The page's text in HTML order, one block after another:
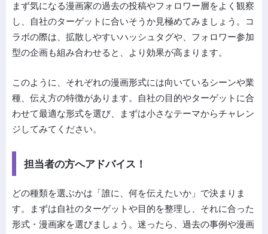
まず気になる漫画家の過去の投稿やフォロワー層をよく観察
し、自社のターゲットに合いそうか見極めてみましょう。コ
ラボの際は、拡散しやすいハッシュタグや、フォロワー参加
型の企画も組み合わせると、より効果が高まります。
このように、それぞれの漫画形式には向いているシーンや業
種、伝え方の特徴があります。自社の目的やターゲットに合
わせて最適な形式を選び、まずは小さなテーマからチャレン
ジしてみてください。
担当者の方へアドバイス！
どの種類を選ぶかは「誰に、何を伝えたいか」で決まりま
す。まずは自社のターゲットや目的を整理し、それに合った
形式・漫画家を選びましょう。迷ったら、過去の事例や漫画